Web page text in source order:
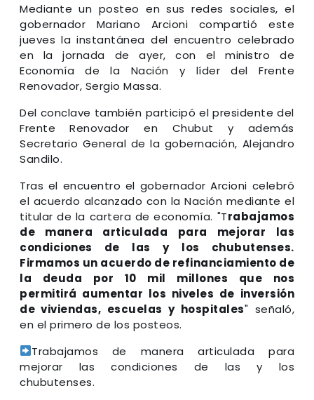
Mediante un posteo en sus redes sociales, el
gobernador Mariano Arcioni compartió este
jueves la instantánea del encuentro celebrado
en la jornada de ayer, con el ministro de
Economía de la Nación y líder del Frente
Renovador, Sergio Massa.
Del conclave también participó el presidente del
Frente Renovador en Chubut y además
Secretario General de la gobernación, Alejandro
Sandilo.
Tras el encuentro el gobernador Arcioni celebró
el acuerdo alcanzado con la Nación mediante el
titular de la cartera de economía. "Trabajamos
de manera articulada para mejorar las
condiciones de las y los chubutenses.
Firmamos un acuerdo de refinanciamiento de
la deuda por 10 mil millones que nos
permitirá aumentar los niveles de inversión
de viviendas, escuelas y hospitales" señaló,
en el primero de los posteos.
Trabajamos de manera articulada para
mejorar las condiciones de las y los
chubutenses.